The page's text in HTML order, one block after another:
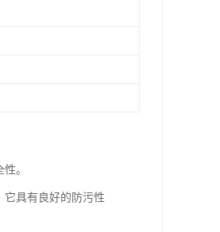
。
它具有良好的防污性